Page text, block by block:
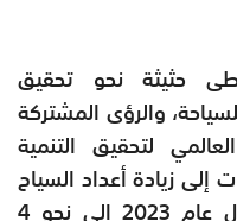
حثيثة نحو تحقيق
والرؤى المشتركة
لتحقيق التنمية
زيادة أعداد السياح
القادمين إلى سلطنة عُمان خلال عام 2023 إلى نحو 4